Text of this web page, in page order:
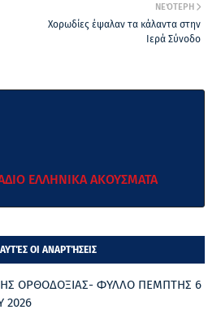
ΝΕΌΤΕΡΗ
Χορωδίες έψαλαν τα κάλαντα στην
Ιερά Σύνοδο
ΕΛΛΗΝΙΚΑ ΑΚΟΥΣΜΑΤΑ
ΟΙ ΑΝΑΡΤΉΣΕΙΣ
ΟΡΘΟΔΟΞΙΑΣ- ΦΥΛΛΟ ΠΕΜΠΤΗΣ 6
2026